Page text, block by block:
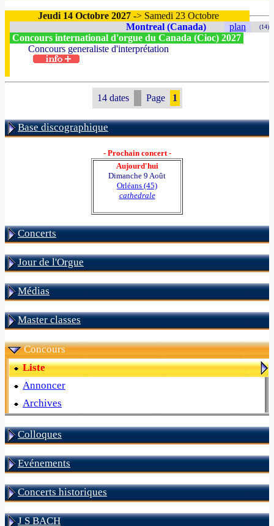
Jeudi 14 Octobre 2027 -> Samedi 23 Octobre
Montreal (Canada)
plan (14)
Concours international d'orgue du Canada (Cioc) 2027
Concours generaliste d'interprétation
14 dates Page 1
Base discographique
- Prochain concert -
Aujourd'hui
Dimanche 9 Août
Orléans (45)
cathedrale
Concerts
Jour de l'Orgue
Médias
Master classes
Concours
Liste
Annoncer
Archives
Colloques
Evénements
Concerts historiques
J S BACH